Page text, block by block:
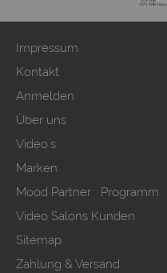
Impressum
Kontakt
Anmelden
Über uns
Video`s
Marken
Mood Partner Programm
Video Salons Kunden
Sitemap
Zahlung & Versand